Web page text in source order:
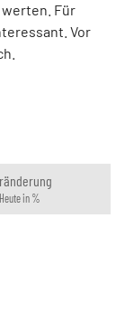
Für
Vor
Heute in %